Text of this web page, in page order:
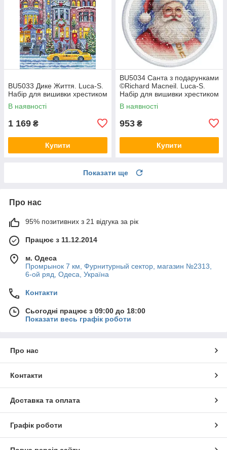
BU5033 Дике Життя. Luca-S.
Набір для вишивки хрестиком
В наявності
1 169 ₴
Купити
BU5034 Санта з подарунками
©Richard Macneil. Luca-S.
Набір для вишивки хрестиком
В наявності
953 ₴
Купити
Показати ще
Про нас
95% позитивних з 21 відгука за рік
Працює з 11.12.2014
м. Одеса
Промрынок 7 км, Фурнитурный сектор, магазин №2313,
6-ой ряд, Одеса, Україна
Контакти
Сьогодні працює з 09:00 до 18:00
Показати весь графік роботи
Про нас
Контакти
Доставка та оплата
Графік роботи